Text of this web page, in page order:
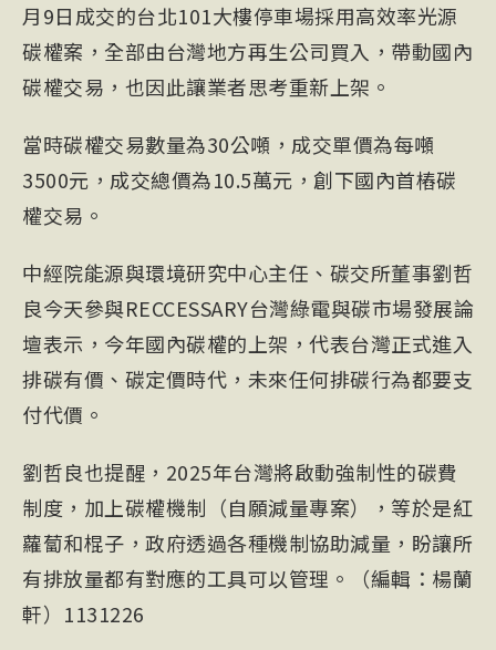
月9日成交的台北101大樓停車場採用高效率光源
碳權案，全部由台灣地方再生公司買入，帶動國內
碳權交易，也因此讓業者思考重新上架。
當時碳權交易數量為30公噸，成交單價為每噸
3500元，成交總價為10.5萬元，創下國內首樁碳
權交易。
中經院能源與環境研究中心主任、碳交所董事劉哲
良今天參與RECCESSARY台灣綠電與碳市場發展論
壇表示，今年國內碳權的上架，代表台灣正式進入
排碳有價、碳定價時代，未來任何排碳行為都要支
付代價。
劉哲良也提醒，2025年台灣將啟動強制性的碳費
制度，加上碳權機制（自願減量專案），等於是紅
蘿蔔和棍子，政府透過各種機制協助減量，盼讓所
有排放量都有對應的工具可以管理。（編輯：楊蘭
軒）1131226